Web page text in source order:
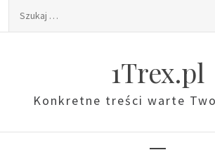
Szukaj:
1Trex.pl
Konkretne treści warte